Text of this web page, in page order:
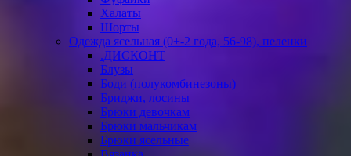
Халаты
Шорты
Одежда ясельная (0+-2 года, 56-98), пеленки
.ДИСКОНТ
Блузы
Боди (полукомбинезоны)
Бриджи, лосины
Брюки девочкам
Брюки мальчикам
Брюки ясельные